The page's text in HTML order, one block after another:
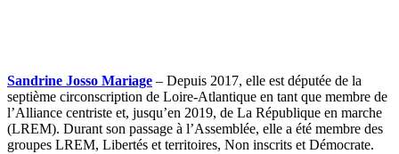
Sandrine Josso Mariage – Depuis 2017, elle est députée de la
septième circonscription de Loire-Atlantique en tant que membre de
l’Alliance centriste et, jusqu’en 2019, de La République en marche
(LREM). Durant son passage à l’Assemblée, elle a été membre des
groupes LREM, Libertés et territoires, Non inscrits et Démocrate.